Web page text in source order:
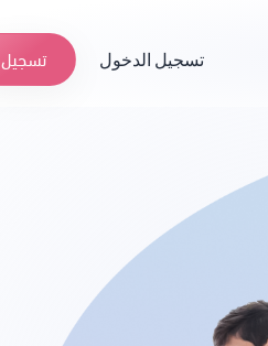
تسجيل الدخول تسجيل